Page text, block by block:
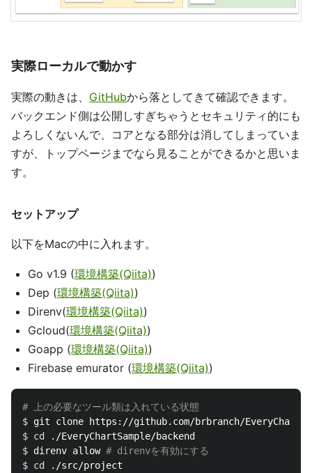
実際ローカルで動かす
実際の動きは、 GitHubから落としてきて確認できます。
バックエンド側は公開しすぎちゃうとセキュリティ的にも
よろしくないんで、コアとなる部分は消してしまっていま
すが、トップページまでなら見ることができるかと思いま
す。
セットアップ
以下をMacの中に入れます。
Go v1.9 (環境構築(Qiita))
Dep (環境構築(Qiita))
Direnv(環境構築(Qiita))
Gcloud(環境構築(Qiita))
Goapp (環境構築(Qiita))
Firebase emurator (環境構築(Qiita))
# 上の必要なツール類は入れている状態
$ git clone https://github.com/brbranch/
$ cd
$ direnv allow # direnvを有効にする
$ cd